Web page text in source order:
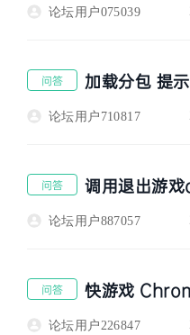
论坛用户075039
问答 加载分包
论坛用户710817
问答 调用退出游
论坛用户887057
问答 快游戏
论坛用户226847